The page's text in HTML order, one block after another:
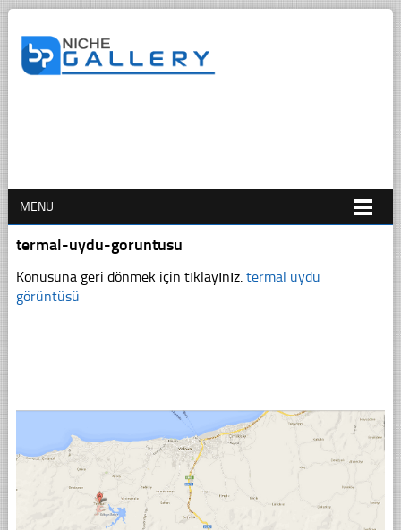
MENU
termal-uydu-goruntusu
Konusuna geri dönmek için tıklayınız. termal uydu
görüntüsü